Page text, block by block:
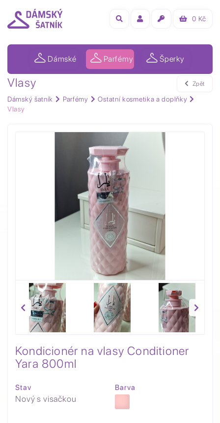
0 Kč
Dámské Parfémy Šperky
Vlasy
Dámský šatník Parfémy
Ostatní kosmetika a doplňky
Vlasy
Zpět
Kondicionér na vlasy Conditioner
Yara 800ml
Stav
Nový s visačkou
Barva